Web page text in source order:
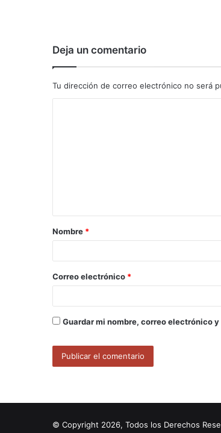
Deja un comentario
Tu dirección de correo electrónico no será
a
r
*
Nombre *
Correo electrónico *
Guardar mi nombre, correo electrónico
© Copyright 2026, Todos los Derechos